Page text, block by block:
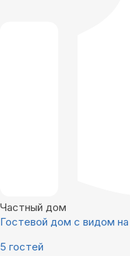
Частный дом
Гостевой дом с видом
5 гостей